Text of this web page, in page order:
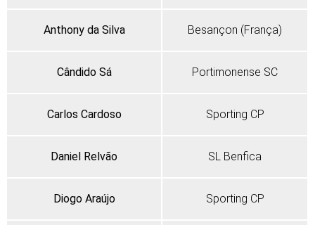
Anthony da Silva Besançon (França)
Cândido Sá Portimonense SC
Carlos Cardoso Sporting CP
Daniel Relvão SL Benfica
Diogo Araújo Sporting CP